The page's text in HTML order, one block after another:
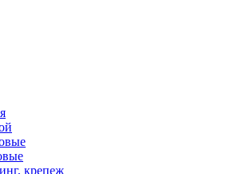
крепеж